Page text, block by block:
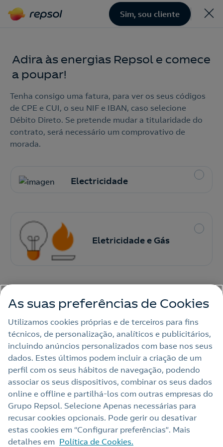
Sim, sou cliente
Ao preencher este formulário, entraremos em contacto
consigo para lhe fazer chegar a nossa oferta de
Eletricidade e Gás.
Aceite a Política de Privacidade
Contacte-nos
Linha de contratação
Adira às energias Repsol e comece
a poupar!
Tenha consigo uma fatura, para ver os seus códigos
de CPE e CUI, o seu NIF e IBAN, caso selecione
Débito Direto. Se pretende mudar a titularidade do
contrato, será necessário um comprovativo de
morada.
Electricidade
Eletricidade e Gás
Tem uma empresa e deseja contratar
Eletricidade com a Repsol?​
©2026Repsol
Nota legal
Política de Privacidade
Política de cookies
As suas preferências de Cookies
Utilizamos cookies próprias e de terceiros para fins
técnicos, de personalização, analíticos e publicitários,
incluindo anúncios personalizados com base nos seus
dados. Estes últimos podem incluir a criação de um
perfil com os seus hábitos de navegação, podendo
associar os seus dispositivos, combinar os seus dados
online e offline e partilhá‑los com outras empresas do
Grupo Repsol. Selecione Apenas necessárias para
recusar cookies opcionais. Pode gerir ou desativar
estas cookies em “Configurar preferências”. Mais
detalhes em Política de Cookies.